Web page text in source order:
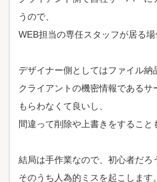
うので、
WEB担当の専任スタッフが居る場
デザイナー側としてはファイル納
クライアントの機密情報であるサ
もらわなくて良いし、
間違って削除や上書きをすること
結局は手作業なので、初心者だろ
そのうち人為的ミスを起こします。